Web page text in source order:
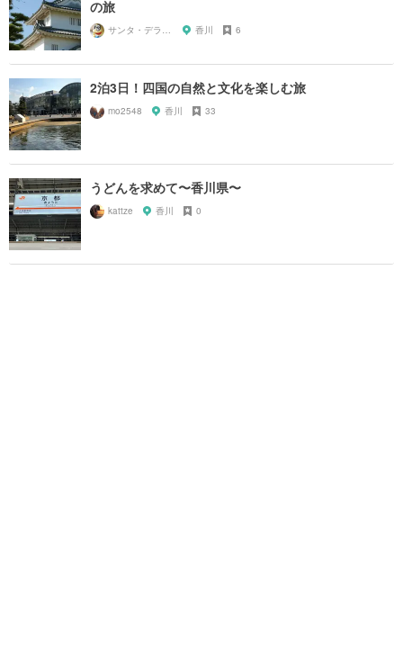
の旅
香川 6
2泊3日！四国の自然と文化を楽しむ旅
mo2548 香川 33
うどんを求めて〜香川県〜
kattze 香川 0